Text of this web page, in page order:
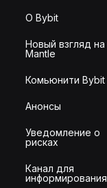
О Bybit
Новый взгляд на
Mantle
Комьюнити Bybit
Анонсы
Уведомление о
рисках
Канал для
информирования